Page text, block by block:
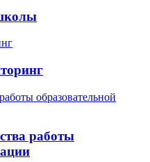
работы